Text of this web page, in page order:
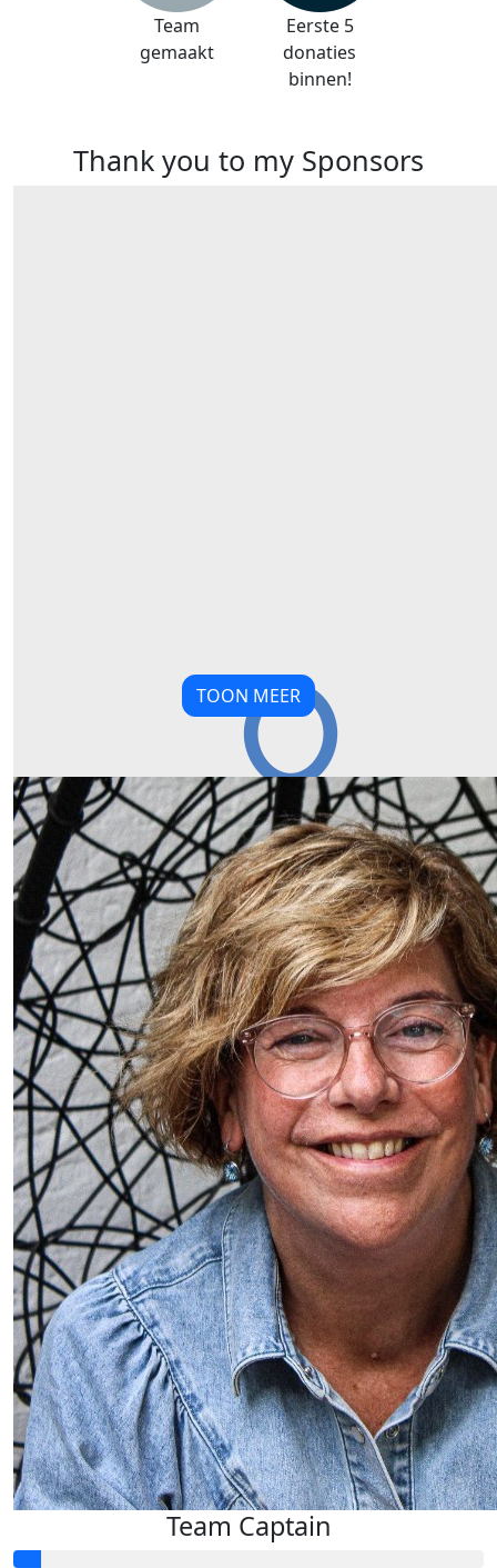
Team
gemaakt
Eerste 5
donaties
binnen!
Thank you to my Sponsors
A.m.e. Koot-bunnik
10,00
Marja Neervoort
€10,89
Maurits Boer
€20,89
Magda
Wat goed!! Succes!
TOON MEER
Our Team Members
Team Captain